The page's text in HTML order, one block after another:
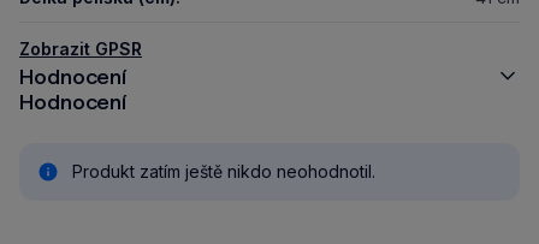
Zobrazit GPSR
Hodnocení
Hodnocení
Produkt zatím ještě nikdo neohodnotil.